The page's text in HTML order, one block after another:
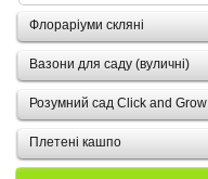
Флораріуми скляні
Вазони для саду (вуличні)
Розумний сад Click and Grow
Плетені кашпо